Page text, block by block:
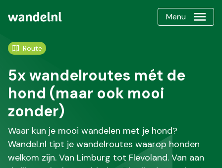
Menu
Route
5x wandelroutes mét de
hond (maar ook mooi
zonder)
Waar kun je mooi wandelen met je hond?
Wandel.nl tipt je wandelroutes waarop honden
welkom zijn. Van Limburg tot Flevoland. Van aan